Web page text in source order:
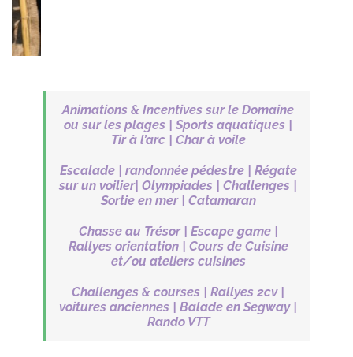
Animations & Incentives sur le Domaine
ou sur les plages | Sports aquatiques |
Tir à l’arc | Char à voile
Escalade | randonnée pédestre | Régate
sur un voilier| Olympiades | Challenges |
Sortie en mer | Catamaran
Chasse au Trésor | Escape game |
Rallyes orientation | Cours de Cuisine
et/ou ateliers cuisines
Challenges & courses | Rallyes 2cv |
voitures anciennes | Balade en Segway |
Rando VTT